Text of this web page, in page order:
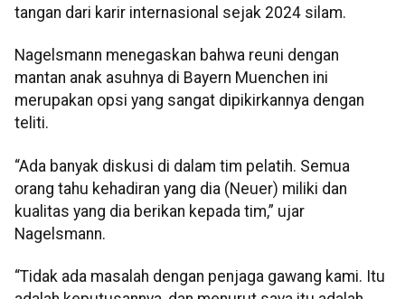
tangan dari karir internasional sejak 2024 silam.
Nagelsmann menegaskan bahwa reuni dengan
mantan anak asuhnya di Bayern Muenchen ini
merupakan opsi yang sangat dipikirkannya dengan
teliti.
“Ada banyak diskusi di dalam tim pelatih. Semua
orang tahu kehadiran yang dia (Neuer) miliki dan
kualitas yang dia berikan kepada tim,” ujar
Nagelsmann.
“Tidak ada masalah dengan penjaga gawang kami. Itu